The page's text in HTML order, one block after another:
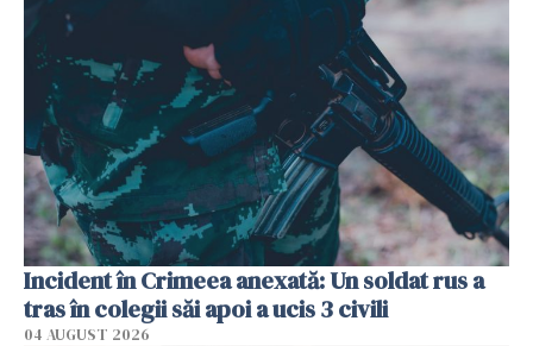
Incident în Crimeea anexată: Un soldat rus a
tras în colegii săi apoi a ucis 3 civili
04 AUGUST 2026